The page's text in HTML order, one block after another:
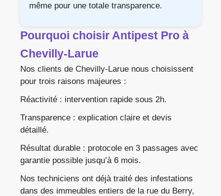
même pour une totale transparence.
Pourquoi choisir Antipest Pro à
Chevilly-Larue
Nos clients de Chevilly-Larue nous choisissent
pour trois raisons majeures :
Réactivité : intervention rapide sous 2h.
Transparence : explication claire et devis
détaillé.
Résultat durable : protocole en 3 passages avec
garantie possible jusqu’à 6 mois.
Nos techniciens ont déjà traité des infestations
dans des immeubles entiers de la rue du Berry,